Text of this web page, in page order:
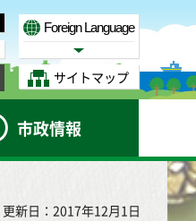
Foreign Language
Select Language
サイトマップ
市政情報
更新日：2017年12月1日